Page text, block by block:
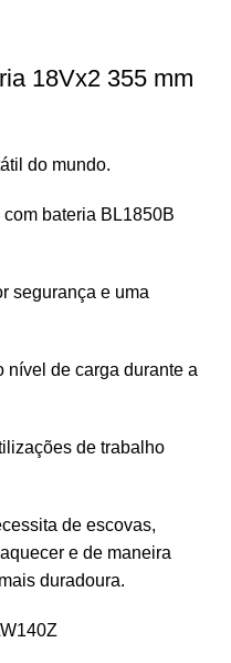
18Vx2 355 mm
do mundo.
bateria BL1850B
segurança e uma
nível de carga durante a
de trabalho
de escovas,
e de maneira
duradoura.